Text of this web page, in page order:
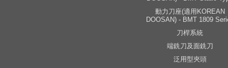
動力刀座(適用KOREAN
DOOSAN) - BMT 1809
刀桿系統
端銑刀及面銑刀
泛用型夾頭